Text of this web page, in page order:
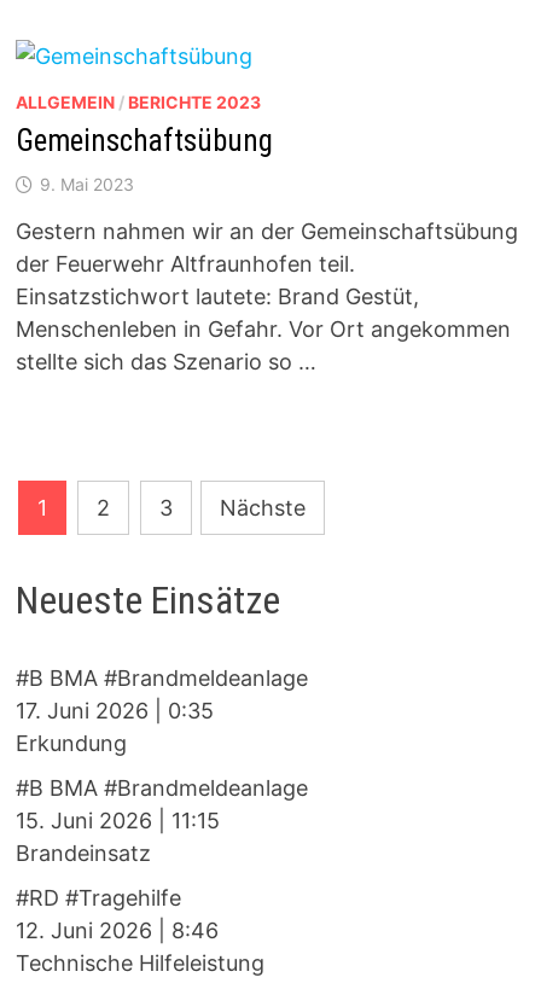
ALLGEMEIN/ BERICHTE 2023
Gemeinschaftsübung
9. Mai 2023
Gestern nahmen wir an der Gemeinschaftsübung
der Feuerwehr Altfraunhofen teil.
Einsatzstichwort lautete: Brand Gestüt,
Menschenleben in Gefahr. Vor Ort angekommen
stellte sich das Szenario so …
Seitennummerierung
der
Beiträge
1 2 3 Nächste
Neueste Einsätze
#B BMA #Brandmeldeanlage
17. Juni 2026
0:35
Erkundung
#B BMA #Brandmeldeanlage
15. Juni 2026
11:15
Brandeinsatz
#RD #Tragehilfe
12. Juni 2026
8:46
Technische Hilfeleistung